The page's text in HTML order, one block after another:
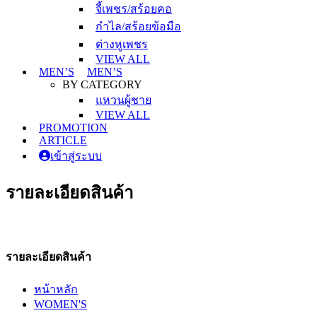
จี้เพชร/สร้อยคอ
กำไล/สร้อยข้อมือ
ต่างหูเพชร
VIEW ALL
MEN’S
MEN’S
BY CATEGORY
แหวนผู้ชาย
VIEW ALL
PROMOTION
ARTICLE
เข้าสู่ระบบ
รายละเอียดสินค้า
รายละเอียดสินค้า
หน้าหลัก
WOMEN'S